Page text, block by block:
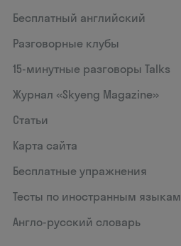
Бесплатный английский
Разговорные клубы
15‑минутные разговоры Talks
Журнал «Skyeng Magazine»
Статьи
Карта сайта
Бесплатные упражнения
Тесты по иностранным языкам
Англо-русский словарь